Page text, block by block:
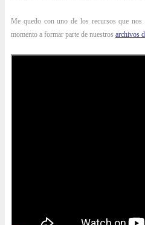
Me quedo con uno de los recursos que
momento a formar parte de nuestros archivos